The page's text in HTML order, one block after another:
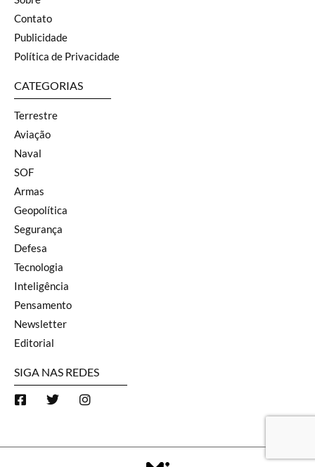
Contato
Publicidade
Política de Privacidade
CATEGORIAS
Terrestre
Aviação
Naval
SOF
Armas
Geopolítica
Segurança
Defesa
Tecnologia
Inteligência
Pensamento
Newsletter
Editorial
SIGA NAS REDES